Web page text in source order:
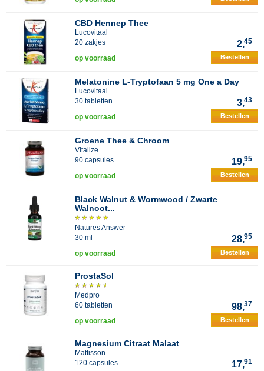
CBD Hennep Thee
Lucovitaal
20 zakjes
2,45
op voorraad Bestellen
Melatonine L-Tryptofaan 5 mg One a Day
Lucovitaal
30 tabletten
3,43
op voorraad Bestellen
Groene Thee & Chroom
Vitalize
90 capsules
19,95
op voorraad Bestellen
Black Walnut & Wormwood / Zwarte
Walnoot...
Natures Answer
30 ml
28,95
op voorraad Bestellen
ProstaSol
Medpro
60 tabletten
98,37
op voorraad Bestellen
Magnesium Citraat Malaat
Mattisson
120 capsules
17,91